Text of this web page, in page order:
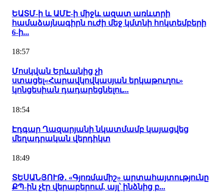
ԵԱՏՄ-ի և ԱՄԷ-ի միջև ազատ առևտրի
համաձայնագիրն ուժի մեջ կմտնի հոկտեմբերի
6-ի...
18:57
Մոսկվան Երևանից չի
ստացել«Հարավկովկասյան երկաթուղու»
կոնցեսիան դադարեցնելու...
18:54
Էդգար Ղազարյանի նկատմամբ կայացվեց
մեղադրական վերդիկտ
18:49
ՏԵՍԱՆՅՈՒԹ․ «Գյոռմամիշ» արտահայտությունը
ՔՊ-ին չէր վերաբերում, այլ՝ ինձնից բ...